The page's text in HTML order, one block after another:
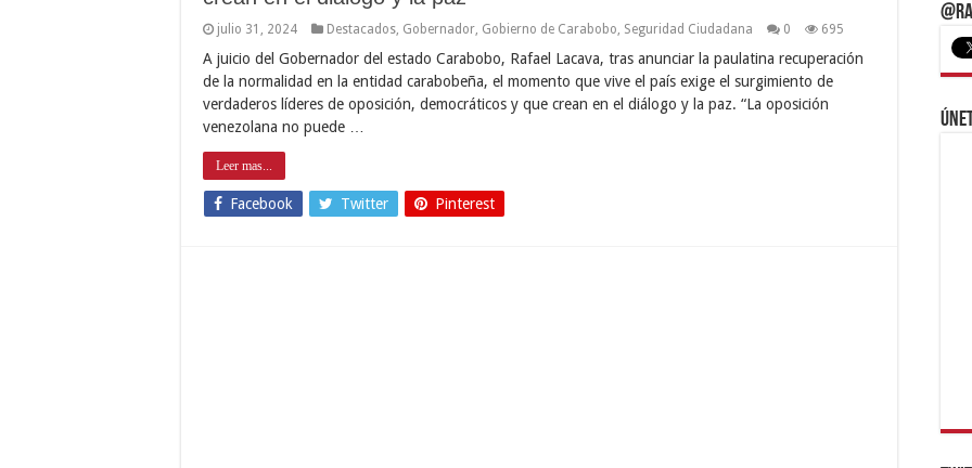
julio 31, 2024 Destacados Gobernador Gobierno de Carabobo Seguridad Ciudadana 0 695
A juicio del Gobernador del estado Carabobo, Rafael Lacava, tras anunciar la paulatina recuperación
de la normalidad en la entidad carabobeña, el momento que vive el país exige el surgimiento de
verdaderos líderes de oposición, democráticos y que crean en el diálogo y la paz. “La oposición
venezolana no puede …
Leer mas...
Facebook Twitter Pinterest